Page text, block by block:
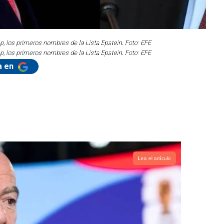
los primeros nombres de la Lista Epstein. Foto: EFE
los primeros nombres de la Lista Epstein. Foto: EFE
en
Lea el artículo